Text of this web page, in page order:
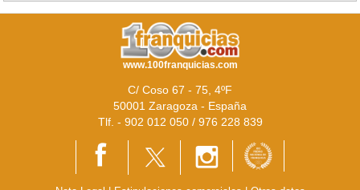
www.100franquicias.com
C/ Coso 67 - 75, 4ºF
50001 Zaragoza - España
Tlf. - 902 012 050 / 976 228 839